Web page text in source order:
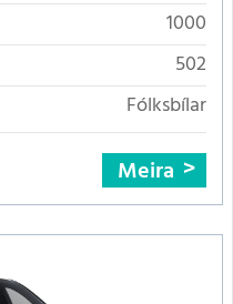
1000
502
Fólksbílar
Meira